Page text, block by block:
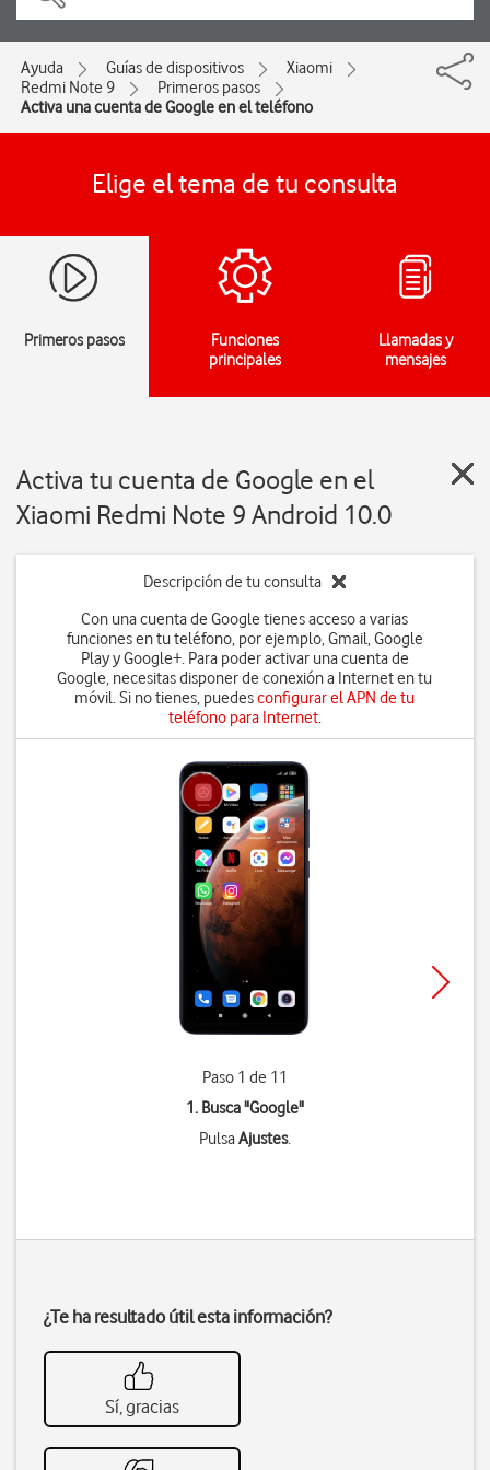
Ayuda Guías de dispositivos
Xiaomi
Redmi Note 9
Primeros pasos
Activa una cuenta de Google en el teléfono
Elige el tema de tu consulta
Primeros pasos
Funciones
principales
Llamadas y
mensajes
Activa tu cuenta de Google en el
Xiaomi Redmi Note 9 Android 10.0
Descripción de tu consulta
Con una cuenta de Google tienes acceso a varias
funciones en tu teléfono, por ejemplo, Gmail, Google
Play y Google+. Para poder activar una cuenta de
Google, necesitas disponer de conexión a Internet en tu
móvil. Si no tienes, puedesconfigurar el APN de tu
teléfono para Internet.
Paso 1 de 11
1. Busca "Google"
PulsaAjustes.
¿Te ha resultado útil esta información?
Sí, gracias